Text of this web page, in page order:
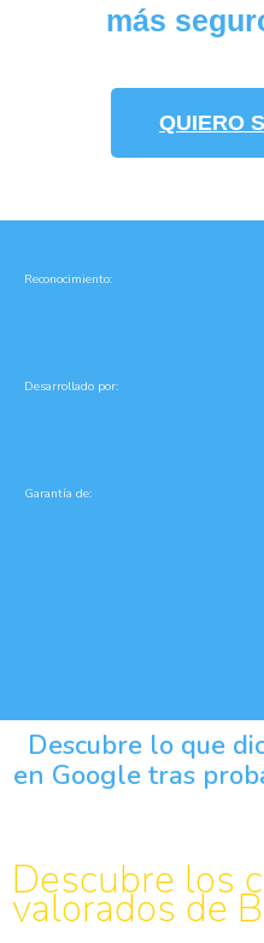
más
QUIERO
Reconocimiento:
Desarrollado por:
Garantía de:
Descubre lo que
en Google tras
Descubre los
valorados de